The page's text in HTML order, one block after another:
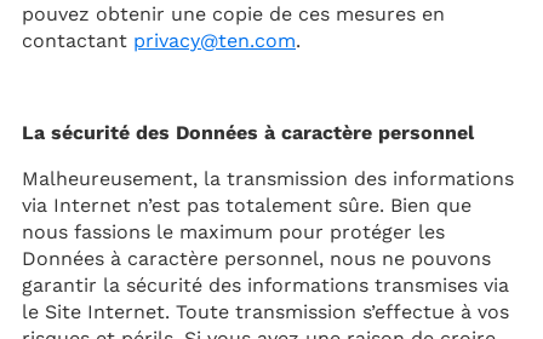
pouvez obtenir une copie de ces mesures en
contactant privacy@ten.com.
La sécurité des Données à caractère personnel
Malheureusement, la transmission des informations
via Internet n’est pas totalement sûre. Bien que
nous fassions le maximum pour protéger les
Données à caractère personnel, nous ne pouvons
garantir la sécurité des informations transmises via
le Site Internet. Toute transmission s’effectue à vos